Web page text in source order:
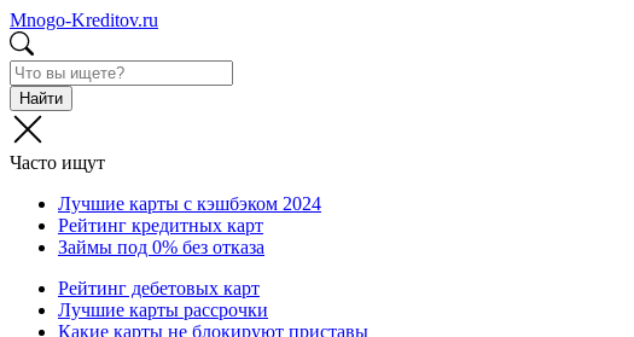
Mnogo-Kreditov.ru
Найти
Часто ищут
Лучшие карты с кэшбэком 2024
Рейтинг кредитных карт
Займы под 0% без отказа
Рейтинг дебетовых карт
Лучшие карты рассрочки
Какие карты не блокируют приставы